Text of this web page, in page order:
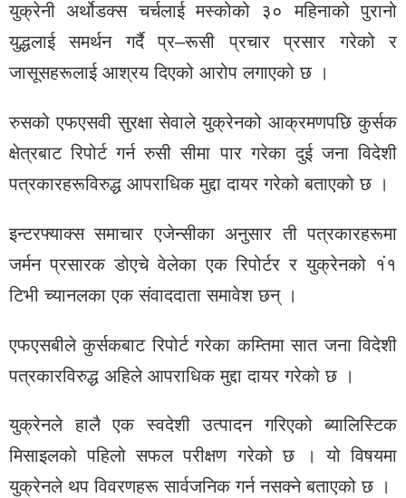
युक्रेनी अर्थोडक्स चर्चलाई मस्कोको ३० महिनाको पुरानो
युद्धलाई समर्थन गर्दै प्र–रूसी प्रचार प्रसार गरेको र
जासूसहरूलाई आश्रय दिएको आरोप लगाएको छ ।
रुसको एफएसवी सुरक्षा सेवाले युक्रेनको आक्रमणपछि कुर्सक
क्षेत्रबाट रिपोर्ट गर्न रुसी सीमा पार गरेका दुई जना विदेशी
पत्रकारहरूविरुद्ध आपराधिक मुद्दा दायर गरेको बताएको छ ।
इन्टरफ्याक्स समाचार एजेन्सीका अनुसार ती पत्रकारहरूमा
जर्मन प्रसारक डोएचे वेलेका एक रिपोर्टर र युक्रेनको १ं१
टिभी च्यानलका एक संवाददाता समावेश छन् ।
एफएसबीले कुर्सकबाट रिपोर्ट गरेका कम्तिमा सात जना विदेशी
पत्रकारविरुद्ध अहिले आपराधिक मुद्दा दायर गरेको छ ।
युक्रेनले हालै एक स्वदेशी उत्पादन गरिएको ब्यालिस्टिक
मिसाइलको पहिलो सफल परीक्षण गरेको छ । यो विषयमा
युक्रेनले थप विवरणहरू सार्वजनिक गर्न नसक्ने बताएको छ ।